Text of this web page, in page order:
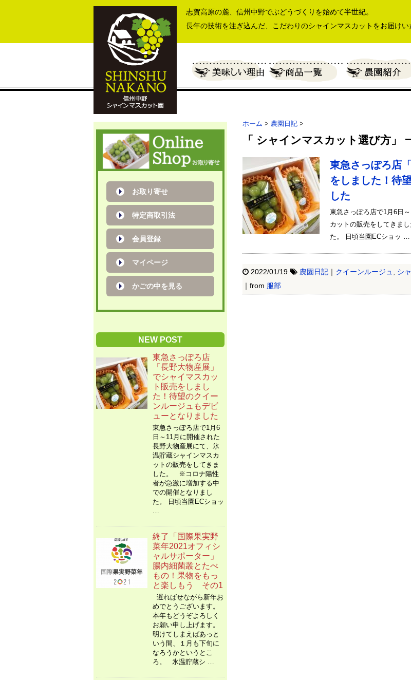
志賀高原の麓、信州中野でぶどうづくりを始めて半世紀。
長年の技術を注ぎ込んだ、こだわりのシャインマスカットをお届けい
ホーム > 農園日記 >
「 シャインマスカット選び方」
東急さっぽろ店
をしました！待
した
東急さっぽろ店で1月6日
カットの販売をしてきま
た。 日頃当園ECショッ …
2022/01/19 農園日記 ｜ クイーンルージュ シ
｜from 服部
お取り寄せ
特定商取引法
会員登録
マイページ
かごの中を見る
NEW POST
東急さっぽろ店
「長野大物産展」
でシャイマスカッ
ト販売をしまし
た！待望のクイー
ンルージュもデビ
ューとなりました
東急さっぽろ店で1月6
日～11月に開催された
長野大物産展にて、氷
温貯蔵シャインマスカ
ットの販売をしてきま
した。 ※コロナ陽性
者が急激に増加する中
での開催となりまし
た。 日頃当園ECショッ
…
終了「国際果実野
菜年2021オフィシ
ャルサポーター」
腸内細菌叢とたべ
もの！果物をもっ
と楽しもう その1
遅ればせながら新年お
めでとうございます。
本年もどうぞよろしく
お願い申し上げます。
明けてしまえばあっと
いう間、１月も下旬に
なろうかというとこ
ろ。 氷温貯蔵シ …